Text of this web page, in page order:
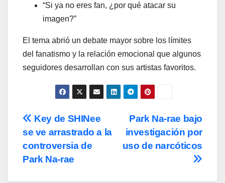
“Si ya no eres fan, ¿por qué atacar su
imagen?”
El tema abrió un debate mayor sobre los límites
del fanatismo y la relación emocional que algunos
seguidores desarrollan con sus artistas favoritos.
Navegación
de
entradas
Park Na-rae bajo
investigación por
uso de narcóticos
Key de SHINee
se ve arrastrado a la
controversia de
Park Na-rae